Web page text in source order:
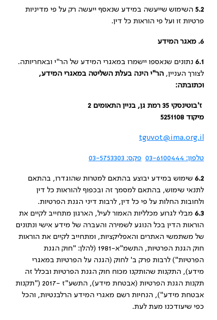
5.2 השימוש שייעשה במידע שנאסף ייעשה רק על פי מדיניות
פרטיות זו ועל פי הוראות כל דין.
6. מאגר המידע
6.1 נתונים שנאספו יישמרו במאגרי המידע של הר"י ובאחריותה.
לצורך העניין, הר"י הינה בעלת השליטה במאגרי המידע,
וכתובתה:
ז'בוטינסקי 35 רמת גן, בניין התאומים 2
מיקוד 5251108
tguvot@ima.org.il
טלפון: 03-6100444 פקס: 03-5753303
6.2 שימוש במידע יבוצע בהתאם למטרות שהוגדרו, בהתאם
לתנאי שימוש, בהתאם למסמך זה ובכפוף להוראות כל דין
ולחובות החלות על פי כל דין, לרבות דיני הגנת הפרטיות.
6.3 מבלי לגרוע מכלליות האמור לעיל, הארגון מתחייב לקיים את
הוראות הדין בכל הנוגע לשמירה והעברה של מידע אישי ונתונים
של משתמשי האתרים והאפליקציות, ומתחייב לקיים את הוראות
חוק הגנת הפרטיות, התשמ"א-1981 (להלן: "חוק הגנת
הפרטיות") לרבות פרק ב' לחוק (הגנה על הפרטיות במאגרי
מידע), התקנות שהותקנו מכוח חוק הגנת הפרטיות ובכלל זה
תקנות הגנת הפרטיות (אבטחת מידע), התשע"ז -2017 ("תקנות
אבטחת מידע"), הנחיות רשם מאגרי המידע הרלבנטיות, והכל
כפי שיעודכנו מעת לעת.